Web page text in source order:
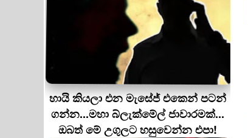
හායි කියලා එන මැසේජ් එකෙන් පටන්
ගන්න...මහා බ්ලැක්මේල් ජාවාරමක්...
ඔබත් මේ උගුලට හසුවෙන්න එපා!